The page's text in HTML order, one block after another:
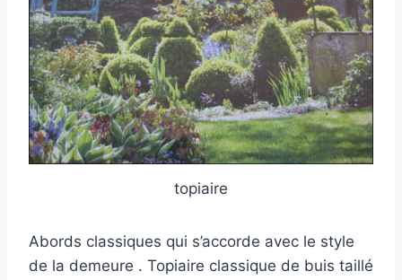
topiaire
Abords classiques qui s’accorde avec le style
de la demeure . Topiaire classique de buis taillé